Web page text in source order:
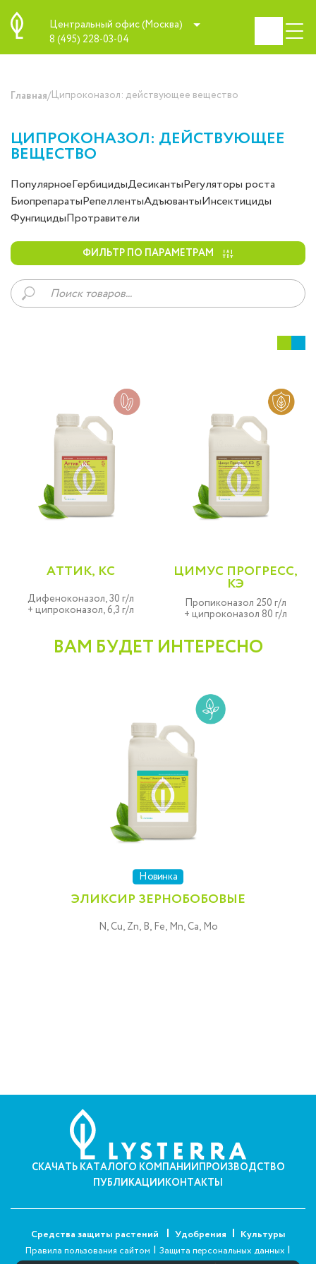
Центральный офис (Москва)
8 (495) 228-03-04
Главная/Ципроконазол: действующее вещество
ЦИПРОКОНАЗОЛ: ДЕЙСТВУЮЩЕЕ
ВЕЩЕСТВО
ПопулярноеГербицидыДесикантыРегуляторы роста
БиопрепаратыРепеллентыАдъювантыИнсектициды
ФунгицидыПротравители
ФИЛЬТР ПО ПАРАМЕТРАМ
Поиск
товаров
АТТИК, КС
Дифеноконазол, 30 г/л
+ ципроконазол, 6,3 г/л
ЦИМУС ПРОГРЕСС,
КЭ
Пропиконазол 250 г/л
+ ципроконазол 80 г/л
ВАМ БУДЕТ ИНТЕРЕСНО
ЭЛИКСИР ЗЕРНОБОБОВЫЕ
Новинка
N, Cu, Zn, B, Fe, Mn, Ca, Mo
СКАЧАТЬ КАТАЛОГО КОМПАНИИПРОИЗВОДСТВО
ПУБЛИКАЦИИКОНТАКТЫ
Средства защиты растений Удобрения Культуры
Правила пользования сайтом | Защита персональных данных |